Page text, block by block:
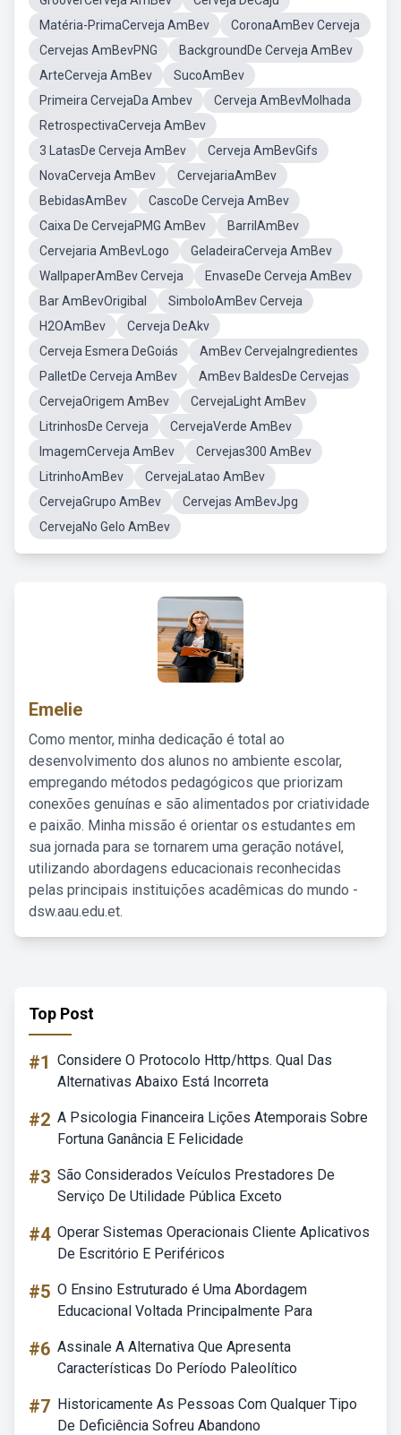
Matéria-PrimaCerveja AmBev
CoronaAmBev Cerveja
Cervejas AmBevPNG
BackgroundDe Cerveja AmBev
ArteCerveja AmBev
SucoAmBev
Primeira CervejaDa Ambev
Cerveja AmBevMolhada
RetrospectivaCerveja AmBev
3 LatasDe Cerveja AmBev
Cerveja AmBevGifs
NovaCerveja AmBev
CervejariaAmBev
BebidasAmBev
CascoDe Cerveja AmBev
Caixa De CervejaPMG AmBev
BarrilAmBev
Cervejaria AmBevLogo
GeladeiraCerveja AmBev
WallpaperAmBev Cerveja
EnvaseDe Cerveja AmBev
Bar AmBevOrigibal
SimboloAmBev Cerveja
H2OAmBev
Cerveja DeAkv
Cerveja Esmera DeGoiás
AmBev CervejaIngredientes
PalletDe Cerveja AmBev
AmBev BaldesDe Cervejas
CervejaOrigem AmBev
CervejaLight AmBev
LitrinhosDe Cerveja
CervejaVerde AmBev
ImagemCerveja AmBev
Cervejas300 AmBev
LitrinhoAmBev
CervejaLatao AmBev
CervejaGrupo AmBev
Cervejas AmBevJpg
CervejaNo Gelo AmBev
Emelie
Como mentor, minha dedicação é total ao
desenvolvimento dos alunos no ambiente escolar,
empregando métodos pedagógicos que priorizam
conexões genuínas e são alimentados por criatividade
e paixão. Minha missão é orientar os estudantes em
sua jornada para se tornarem uma geração notável,
utilizando abordagens educacionais reconhecidas
pelas principais instituições acadêmicas do mundo -
dsw.aau.edu.et.
Top Post
#1 Considere O Protocolo Http/https. Qual Das
Alternativas Abaixo Está Incorreta
#2 A Psicologia Financeira Lições Atemporais Sobre
Fortuna Ganância E Felicidade
#3 São Considerados Veículos Prestadores De
Serviço De Utilidade Pública Exceto
#4 Operar Sistemas Operacionais Cliente Aplicativos
De Escritório E Periféricos
#5 O Ensino Estruturado é Uma Abordagem
Educacional Voltada Principalmente Para
#6 Assinale A Alternativa Que Apresenta
Características Do Período Paleolítico
#7 Historicamente As Pessoas Com Qualquer Tipo
De Deficiência Sofreu Abandono